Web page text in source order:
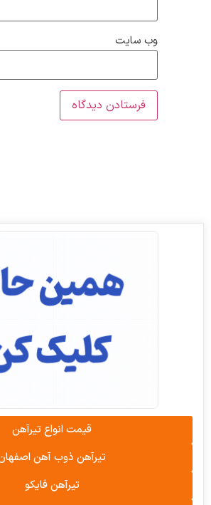
قیمت انواع تیرآهن
تیرآهن ذوب آهن اصفهان
تیرآهن فایکو